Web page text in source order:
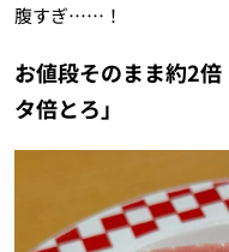
腹すぎ……！
お値段そのまま約2
タ倍とろ」